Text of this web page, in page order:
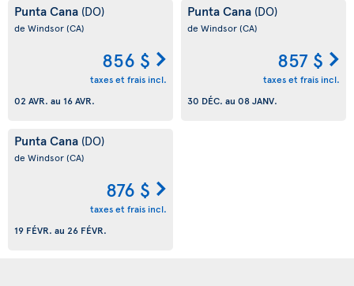
Punta Cana (DO)
de Windsor(CA)
856 $
taxes et frais incl.
02 AVR. au 16 AVR.
Punta Cana (DO)
de Windsor(CA)
857 $
taxes et frais incl.
30 DÉC. au 08 JANV.
Punta Cana (DO)
de Windsor(CA)
876 $
taxes et frais incl.
19 FÉVR. au 26 FÉVR.